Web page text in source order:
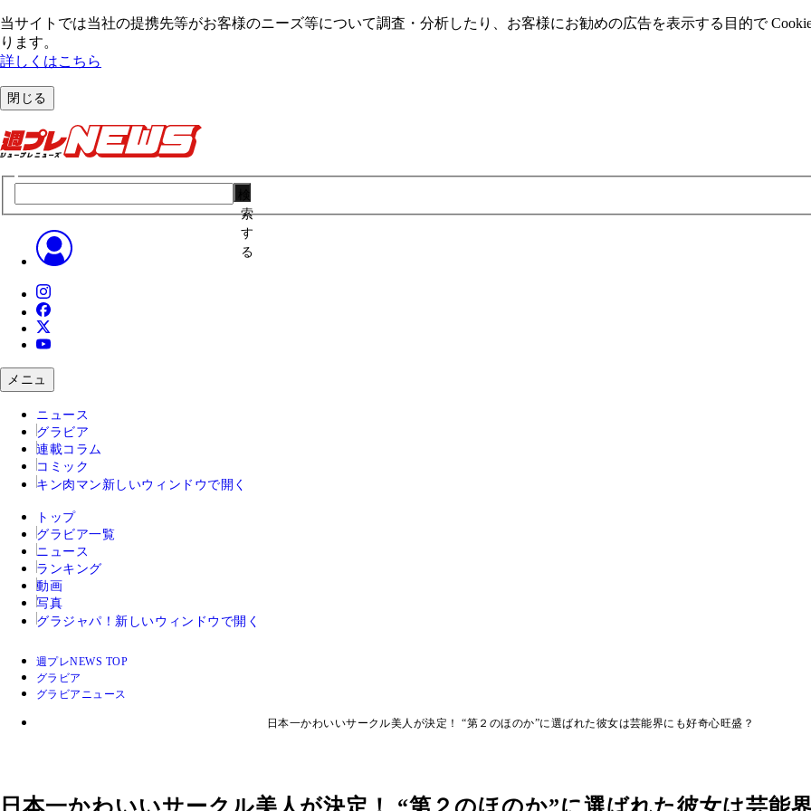
当サイトでは当社の提携先等がお客様のニーズ等について調査・分析したり、お客様にお勧めの広告を表⽰する⽬的で
ります。
詳しくはこちら
閉じる
索
す
る
メニュ
ニュース
グラビア
連載コラム
コミック
キン肉マン 新しいウィンドウで開く
トップ
グラビア一覧
ニュース
ランキング
動画
写真
グラジャパ！ 新しいウィンドウで開く
週プレNEWS TOP
グラビア
グラビアニュース
日本一かわいいサークル美人が決定！ “第２のほのか”に選ばれた彼女は芸能界にも好奇心旺盛？
日本一かわいいサークル美人が決定！ “第２のほのか”に選ばれた彼女は芸能